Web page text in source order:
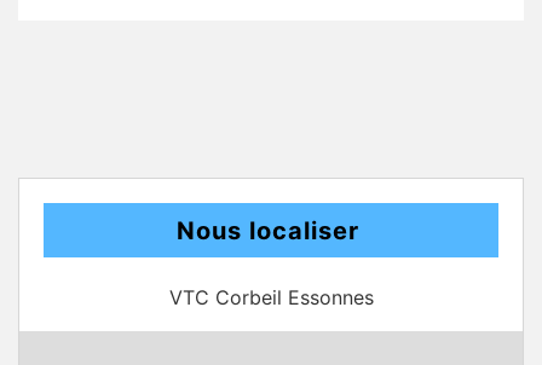
Nous localiser
VTC Corbeil Essonnes